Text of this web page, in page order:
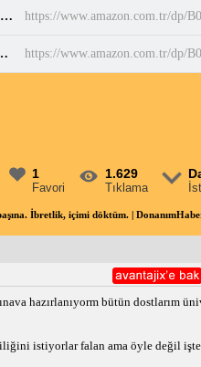
Balen's Beeauty Saf Papatya Hidrosolü 250 ml : Amazon.com.tr: Kişisel Bakım ve Kozmetik https://www.amazon.com.tr/dp/
- L47765800 : Amazon.com.tr: Moda https://www.amazon.com.tr/dp/
1
Favori
1.629
Tıklama
İbretlik, içimi döktüm. |
hazırlanıyorm bütün dostlarım
istiyorlar falan ama öyle değil işte